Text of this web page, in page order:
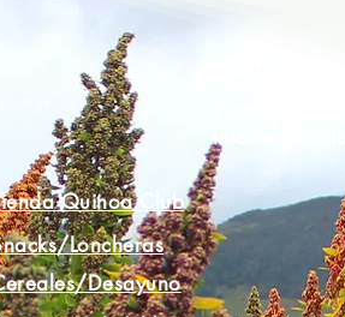
Internacionales
Quinoa Club
Loncheras
Desayuno